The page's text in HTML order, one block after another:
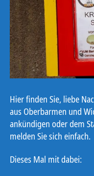
Hier finden Sie, liebe
aus Oberbarmen und
ankündigen oder dem
melden Sie sich einfach.
Dieses Mal mit dabei: